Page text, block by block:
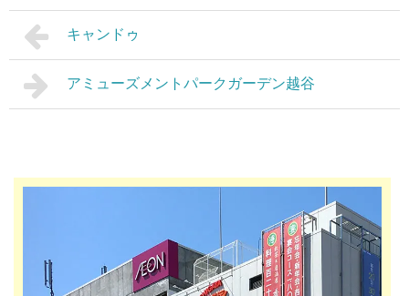
キャンドゥ
アミューズメントパークガーデン越谷